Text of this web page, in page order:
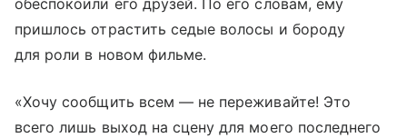
пришлось отрастить седые волосы и бороду
для роли в новом фильме.
«Хочу сообщить всем — не переживайте! Это
всего лишь выход на сцену для моего последнего